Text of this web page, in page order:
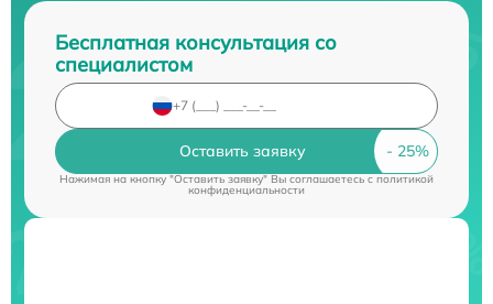
Бесплатная консультация со
специалистом
Оставить заявку
Нажимая на кнопку "Оставить заявку" Вы соглашаетесь cполитикой
конфиденциальности